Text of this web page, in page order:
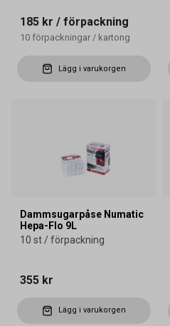
185 kr / förpackning
10 förpackningar / kartong
Lägg i varukorgen
Dammsugarpåse Numatic
Hepa-Flo 9L
10 st / förpackning
355 kr
Lägg i varukorgen